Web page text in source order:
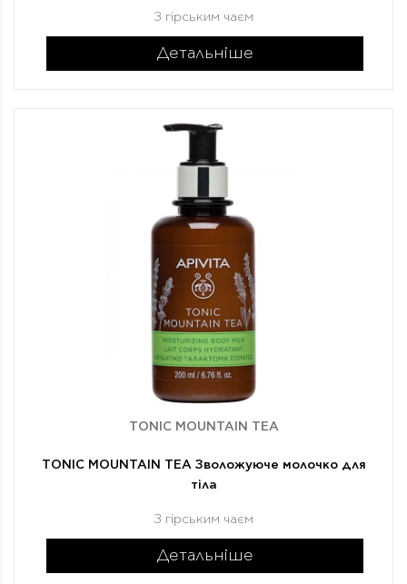
З гірським чаєм
Детальніше
TONIC MOUNTAIN TEA
TONIC MOUNTAIN TEA Зволожуюче молочко для
тіла
З гірським чаєм
Детальніше